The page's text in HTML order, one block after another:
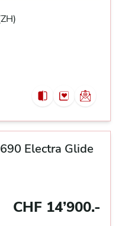
Electra Glide
CHF 14’900.-